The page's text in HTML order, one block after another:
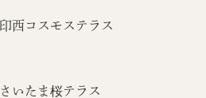
西コスモステラス
いたま桜テラス